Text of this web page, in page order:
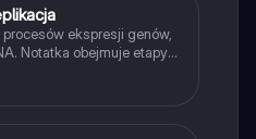
ekspresji genów,
Notatka obejmuje etapy
transkrypcji oraz
nukleinowych i